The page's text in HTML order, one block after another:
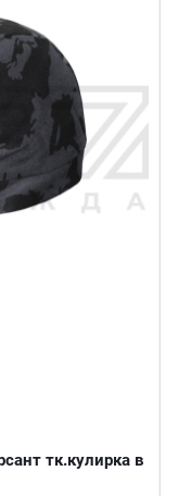
тк.кулирка в